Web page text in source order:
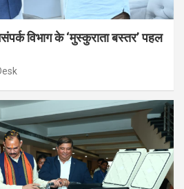
विभाग के ‘मुस्कुराता बस्तर’ पहल